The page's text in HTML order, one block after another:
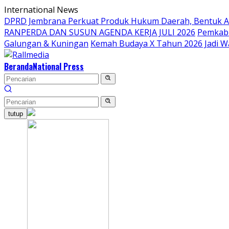
Langsung
ke
konten
International News
DPRD Jembrana Perkuat Produk Hukum Daerah, Bentuk
RANPERDA DAN SUSUN AGENDA KERJA JULI 2026
Galungan & Kuningan Kemah Budaya X Tahun 2026 Jadi
BerandaNational Press
tutup